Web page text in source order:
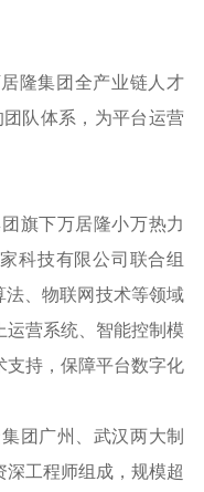
隆集团全产业链人才
团队体系，为平台运营
旗下万居隆小万热力
科技有限公司联合组
法、物联网技术等领域
运营系统、智能控制模
支持，保障平台数字化
团广州、武汉两大制
工程师组成，规模超